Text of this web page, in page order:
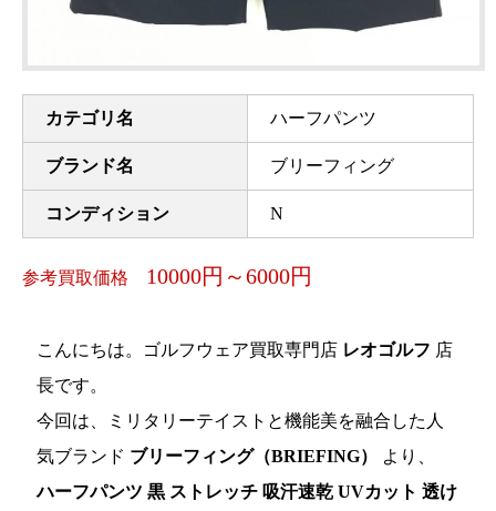
カテゴリ名 ハーフパンツ
ブランド名 ブリーフィング
コンディション N
参考買取価格 10000円～6000円
こんにちは。ゴルフウェア買取専門店 レオゴルフ 店
長です。
今回は、ミリタリーテイストと機能美を融合した人
気ブランド ブリーフィング（BRIEFING）
より、
ハーフパンツ 黒 ストレッチ 吸汗速乾 UVカット 透け